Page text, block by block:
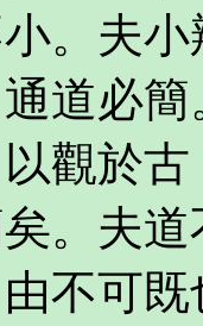
。夫
道必
觀於
。夫
不可